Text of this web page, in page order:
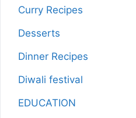
Curry Recipes
Desserts
Dinner Recipes
Diwali festival
EDUCATION